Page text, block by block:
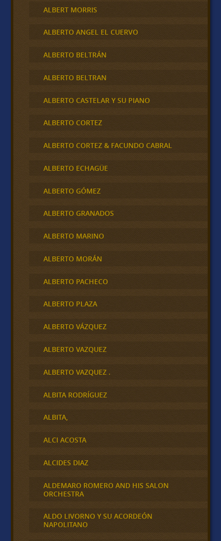
ALBERT MORRIS
ALBERTO ANGEL EL CUERVO
ALBERTO BELTRÁN
ALBERTO BELTRAN
ALBERTO CASTELAR Y SU PIANO
ALBERTO CORTEZ
ALBERTO CORTEZ & FACUNDO CABRAL
ALBERTO ECHAGÜE
ALBERTO GÓMEZ
ALBERTO GRANADOS
ALBERTO MARINO
ALBERTO MORÁN
ALBERTO PACHECO
ALBERTO PLAZA
ALBERTO VÁZQUEZ
ALBERTO VAZQUEZ
ALBERTO VAZQUEZ .
ALBITA RODRÍGUEZ
ALBITA,
ALCI ACOSTA
ALCIDES DIAZ
ALDEMARO ROMERO AND HIS SALON
ORCHESTRA
ALDO LIVORNO Y SU ACORDEÓN
NAPOLITANO